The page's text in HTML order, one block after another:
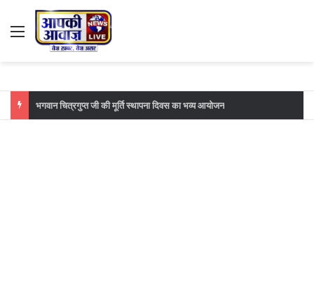
Menu
भगवान चित्रगुप्त जी की मूर्ति स्थापना दिवस का भव्य आयोजन